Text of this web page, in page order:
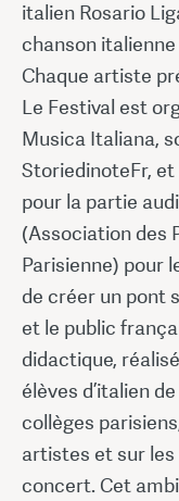
italien Rosario
chanson
Chaque artiste
Le Festival est
Musica Italiana,
StoriedinoteFr, et
pour la partie
(Association des
Parisienne) pour
de créer un pont
et le public
didactique,
élèves d’italien
collèges
artistes et sur
concert. Cet